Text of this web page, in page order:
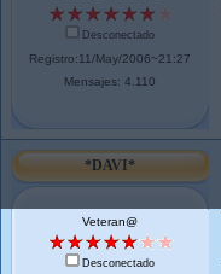
Desconectado
Registro:11/May/2006~21:27
Mensajes: 4.110
*DAVI*
Veteran@
Desconectado